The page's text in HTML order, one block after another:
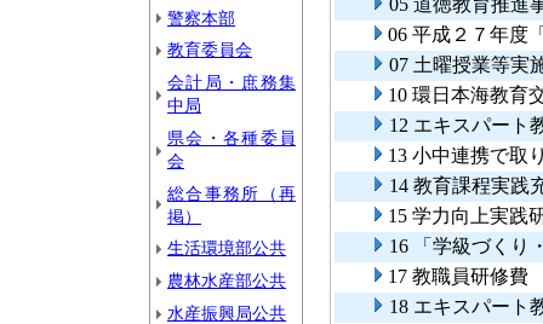
警察本部
教育委員会
会計局・庶務集
中局
県会・各種委員
会
総合事務所（再
掲）
生活環境部公共
農林水産部公共
水産振興局公共
05 道徳教育推進
06 平成２７年度
07 土曜授業等実
10 環日本海教育
12 エキスパート
13 小中連携で取
14 教育課程実践
15 学力向上実践
16 「学級づくり
17 教職員研修費
18 エキスパート